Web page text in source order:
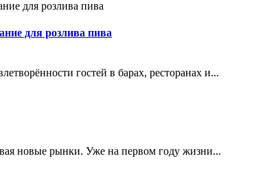
для розлива пива
гостей в барах, ресторанах и...
новые рынки. Уже на первом году жизни...